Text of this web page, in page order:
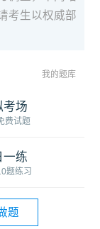
考生以权威部
我的题库
考场
费试题
一练
题练习
题